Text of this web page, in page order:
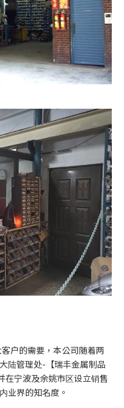
户的需要，本公司随着两
陆管理处-【瑞丰金属制品
在宁波及余姚市区设立销售
业界的知名度。